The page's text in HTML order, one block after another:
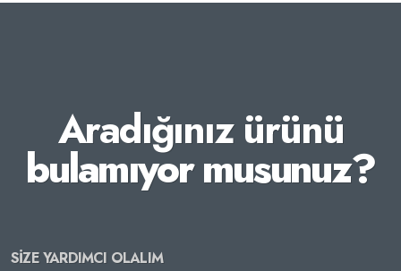
Aradığınız ürünü
bulamıyor musunuz?
SİZE YARDIMCI OLALIM